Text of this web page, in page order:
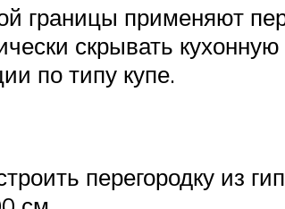
границы применяют
скрывать
по типу купе.
перегородку из